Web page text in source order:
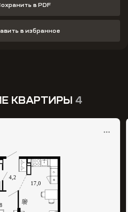
в PDF
в избранное
КВАРТИРЫ 4